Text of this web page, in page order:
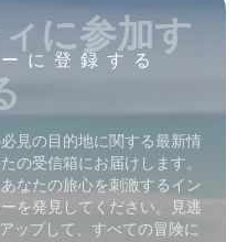
に登録する
に参加す
見の目的地に関する最新情
の受信箱にお届けします。
なたの旅心を刺激するイン
を発見してください。見逃
ップして、すべての冒険に